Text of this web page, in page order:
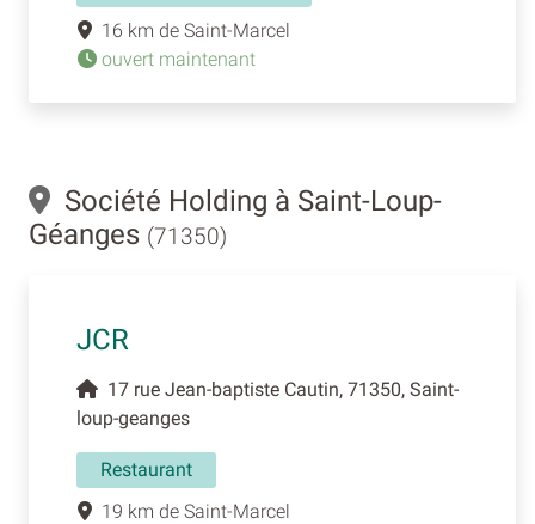
16 km de Saint-Marcel
ouvert maintenant
Société Holding à Saint-Loup-
Géanges (71350)
JCR
17 rue Jean-baptiste Cautin, 71350, Saint-
loup-geanges
Restaurant
19 km de Saint-Marcel